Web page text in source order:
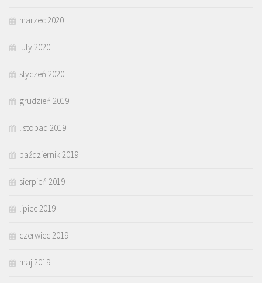
marzec 2020
luty 2020
styczeń 2020
grudzień 2019
listopad 2019
październik 2019
sierpień 2019
lipiec 2019
czerwiec 2019
maj 2019